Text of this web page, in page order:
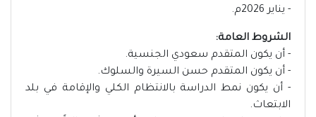
- يناير 2026م.
الشروط العامة:
- أن يكون المتقدم سعودي الجنسية.
- أن يكون المتقدم حسن السيرة والسلوك.
- أن يكون نمط الدراسة بالانتظام الكلي والإقامة في بلد
الابتعاث.